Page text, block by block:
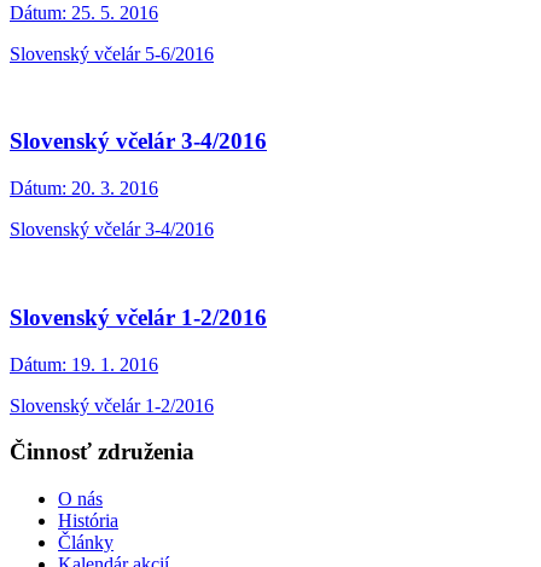
Dátum: 25. 5. 2016
Slovenský včelár 5-6/2016
Slovenský včelár 3-4/2016
Dátum: 20. 3. 2016
Slovenský včelár 3-4/2016
Slovenský včelár 1-2/2016
Dátum: 19. 1. 2016
Slovenský včelár 1-2/2016
Činnosť združenia
O nás
História
Články